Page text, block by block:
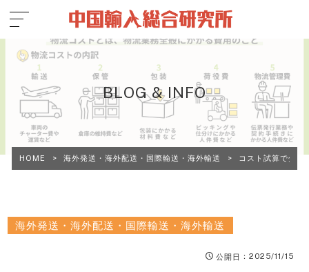
BLOG & INFO
HOME > 海外発送・海外配送・国際輸送・海外輸送 > コスト試算で分か
海外発送・海外配送・国際輸送・海外輸送
公開日 ：2025/11/15